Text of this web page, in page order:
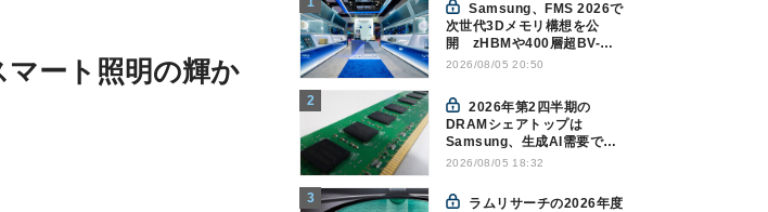
ート照明の輝か
Samsung、FMS 2026で
次世代3Dメモリ構想を公
開 zHBMや400層超BV-
NANDを披露
2026/08/05 20:50
2026年第2四半期の
DRAMシェアトップは
Samsung、生成AI需要で競
争構図に変化
2026/08/05 18:32